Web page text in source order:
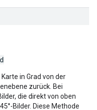
in Grad von der
zurück. Bei
die direkt von oben
Bilder. Diese Methode